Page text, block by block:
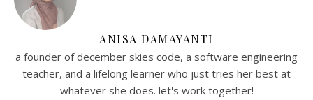
ANISA DAMAYANTI
a founder of december skies code, a software engineering
teacher, and a lifelong learner who just tries her best at
whatever she does. let's work together!